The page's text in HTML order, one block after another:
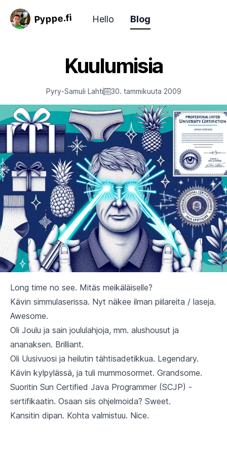
Pyppe.fi Hello Blog
Kuulumisia
Pyry-Samuli Lahti 30. tammikuuta 2009
Long time no see. Mitäs meikäläiselle?
Kävin simmulaserissa. Nyt näkee ilman piilareita / laseja.
Awesome.
Oli Joulu ja sain joululahjoja, mm. alushousut ja
ananaksen. Brilliant.
Oli Uusivuosi ja heilutin tähtisadetikkua. Legendary.
Kävin kylpylässä, ja tuli mummosormet. Grandsome.
Suoritin Sun Certified Java Programmer (SCJP) -
sertifikaatin. Osaan siis ohjelmoida? Sweet.
Kansitin dipan. Kohta valmistuu. Nice.